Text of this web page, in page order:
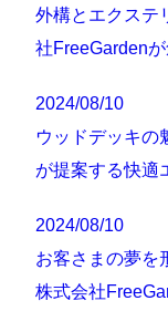
外構とエクステ
社FreeGarden
2024/08/10
ウッドデッキの
が提案する快適
2024/08/10
お客さまの夢を
株式会社